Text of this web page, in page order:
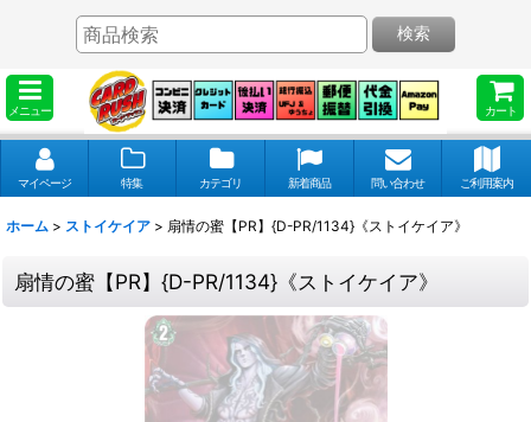
メニュー カート
検索
マイページ 特集 カテゴリ 新着商品 問い合わせ ご利用案内
ホーム > ストイケイア > 扇情の蜜【PR】{D-PR/1134}《ストイケイア》
扇情の蜜【PR】{D-PR/1134}《ストイケイア》